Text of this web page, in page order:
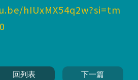
hIUxMX54q2w?si=tm
回列表 下一篇